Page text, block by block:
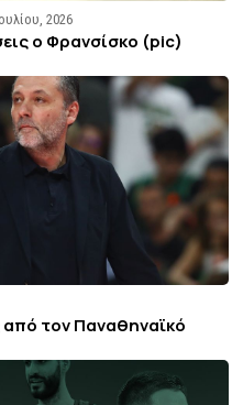
2026
ο Φρανσίσκο (pic)
τον Παναθηναϊκό